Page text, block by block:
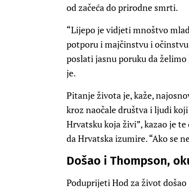
od začeća do prirodne smrti.
“Lijepo je vidjeti mnoštvo
potporu i majčinstvu i
poslati jasnu poruku da
je.
Pitanje života je, kaže,
kroz naočale društva i ljudi
Hrvatsku koja živi”, kazao je
da Hrvatska izumire. “Ako se
Došao i Thompson,
Poduprijeti Hod za život